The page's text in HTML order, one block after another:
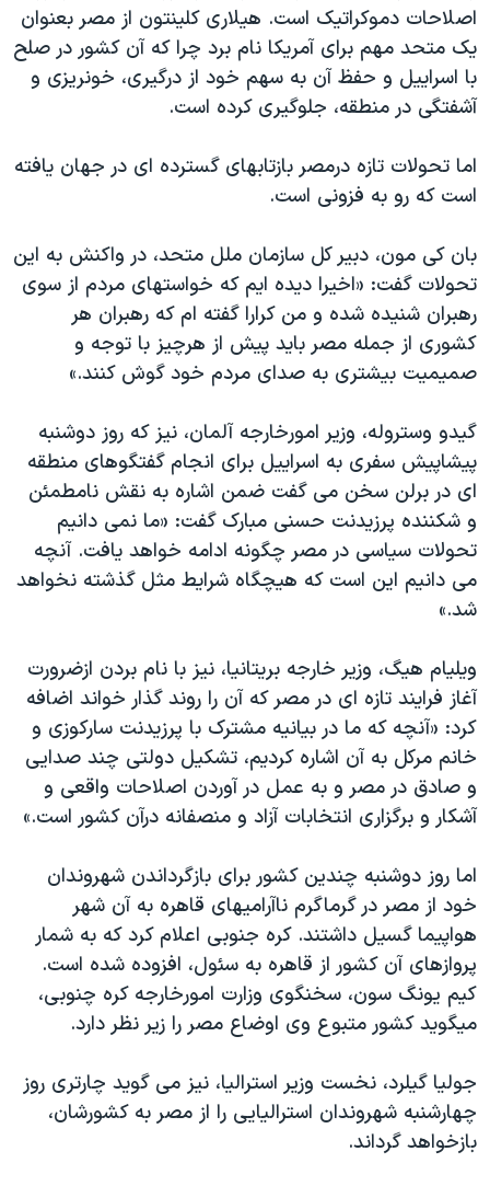
اصلاحات دموکراتيک است. هيلاری کلينتون از مصر بعنوان
يک متحد مهم برای آمريکا نام برد چرا که آن کشور در صلح
با اسراييل و حفظ آن به سهم خود از درگيری، خونريزی و
آشفتگی در منطقه، جلوگيری کرده است.
اما تحولات تازه درمصر بازتابهای گسترده ای در جهان يافته
است که رو به فزونی است.
بان کی مون، دبير کل سازمان ملل متحد، در واکنش به اين
تحولات گفت: «اخيرا ديده ايم که خواستهای مردم از سوی
رهبران شنيده شده و من کرارا گفته ام که رهبران هر
کشوری از جمله مصر بايد پيش از هرچيز با توجه و
صميميت بيشتری به صدای مردم خود گوش کنند.»
گيدو وستروله، وزير امورخارجه آلمان، نيز که روز دوشنبه
پيشاپيش سفری به اسراييل برای انجام گفتگوهای منطقه
ای در برلن سخن می گفت ضمن اشاره به نقش نامطمئن
و شکننده پرزيدنت حسنی مبارک گفت: «ما نمی دانيم
تحولات سياسی در مصر چگونه ادامه خواهد يافت. آنچه
می دانيم اين است که هيچگاه شرايط مثل گذشته نخواهد
شد.»
ويليام هيگ، وزير خارجه بريتانيا، نيز با نام بردن ازضرورت
آغاز فرايند تازه ای در مصر که آن را روند گذار خواند اضافه
کرد: «آنچه که ما در بيانيه مشترک با پرزيدنت سارکوزی و
خانم مرکل به آن اشاره کرديم، تشکيل دولتی چند صدايی
و صادق در مصر و به عمل در آوردن اصلاحات واقعی و
آشکار و برگزاری انتخابات آزاد و منصفانه درآن کشور است.»
اما روز دوشنبه چندين کشور برای بازگرداندن شهروندان
خود از مصر در گرماگرم ناآراميهای قاهره به آن شهر
هواپيما گسيل داشتند. کره جنوبی اعلام کرد که به شمار
پروازهای آن کشور از قاهره به سئول، افزوده شده است.
کيم يونگ سون، سخنگوی وزارت امورخارجه کره چنوبی،
ميگويد کشور متبوع وی اوضاع مصر را زير نظر دارد.
جوليا گيلرد، نخست وزير استراليا، نيز می گويد چارتری روز
چهارشنبه شهروندان استراليايی را از مصر به کشورشان،
بازخواهد گرداند.